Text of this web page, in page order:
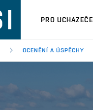
PRO UCHAZEČE
OCENĚNÍ A ÚSPĚCHY